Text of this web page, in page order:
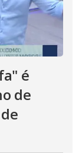
é
de